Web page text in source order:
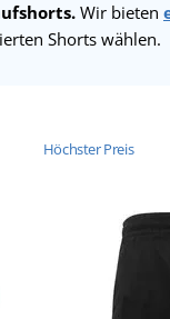
Wir bieten
Shorts wählen.
Höchster Preis